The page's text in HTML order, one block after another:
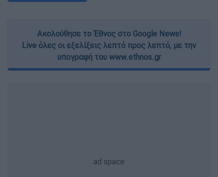
Ακολούθησε το Έθνος στο Google News!
Live όλες οι εξελίξεις λεπτό προς λεπτό, με την
υπογραφή του www.ethnos.gr